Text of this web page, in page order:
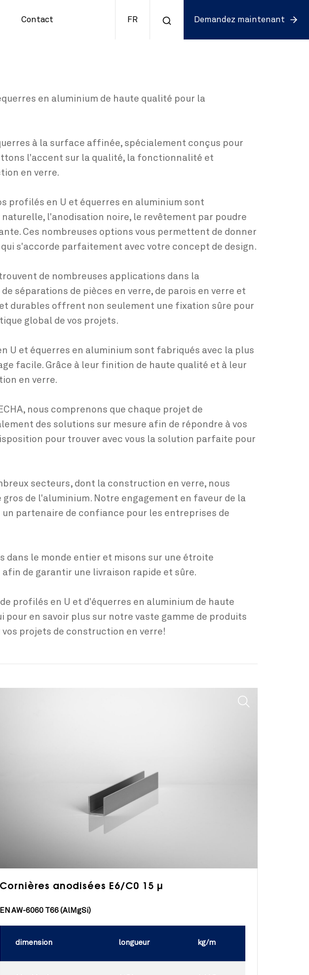
Contact FR Demandez maintenant
en aluminium de haute qualité pour la
à la surface affinée, spécialement conçus pour
l'accent sur la qualité, la fonctionnalité et
en verre.
profilés en U et équerres en aluminium sont
l'anodisation noire, le revêtement par poudre
Ces nombreuses options vous permettent de donner
s'accorde parfaitement avec votre concept de design.
de nombreuses applications dans la
séparations de pièces en verre, de parois en verre et
durables offrent non seulement une fixation sûre pour
global de vos projets.
U et équerres en aluminium sont fabriqués avec la plus
facile. Grâce à leur finition de haute qualité et à leur
en verre.
nous comprenons que chaque projet de
des solutions sur mesure afin de répondre à vos
pour trouver avec vous la solution parfaite pour
secteurs, dont la construction en verre, nous
de l'aluminium. Notre engagement en faveur de la
partenaire de confiance pour les entreprises de
dans le monde entier et misons sur une étroite
de garantir une livraison rapide et sûre.
profilés en U et d'équerres en aluminium de haute
en savoir plus sur notre vaste gamme de produits
vos projets de construction en verre!
Cornières anodisées E6/C0 15 µ
EN AW-6060 T66 (AlMgSi)
dimension longueur kg/m